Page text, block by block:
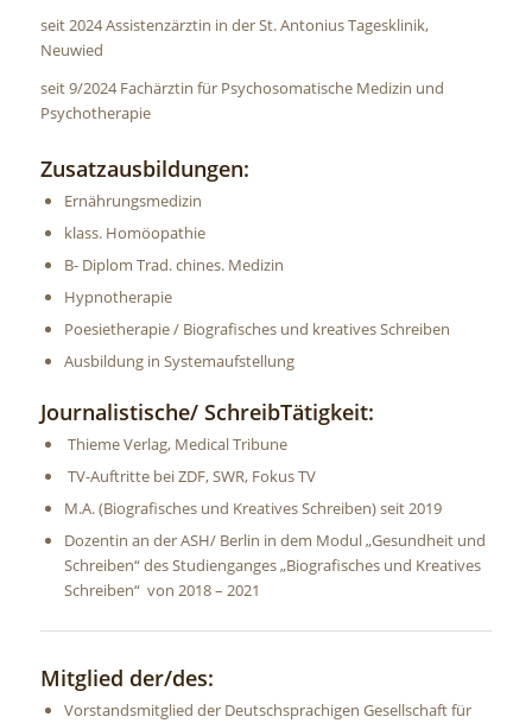
seit 2024 Assistenzärztin in der St. Antonius Tagesklinik,
Neuwied
seit 9/2024 Fachärztin für Psychosomatische Medizin und
Psychotherapie
Zusatzausbildungen:
Ernährungsmedizin
klass. Homöopathie
B- Diplom Trad. chines. Medizin
Hypnotherapie
Poesietherapie / Biografisches und kreatives Schreiben
Ausbildung in Systemaufstellung
Journalistische/ SchreibTätigkeit:
Thieme Verlag, Medical Tribune
TV-Auftritte bei ZDF, SWR, Fokus TV
M.A. (Biografisches und Kreatives Schreiben) seit 2019
Dozentin an der ASH/ Berlin in dem Modul „Gesundheit und
Schreiben“ des Studienganges „Biografisches und Kreatives
Schreiben“ von 2018 – 2021
Mitglied der/des:
Vorstandsmitglied der Deutschsprachigen Gesellschaft für